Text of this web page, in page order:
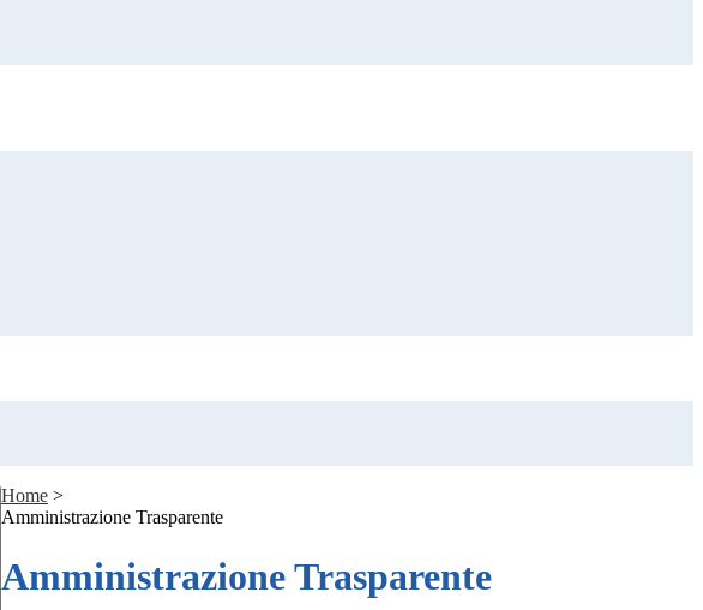
Home >
Amministrazione Trasparente
Amministrazione Trasparente